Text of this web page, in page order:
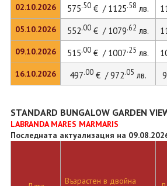
02.10.2026
05.10.2026
09.10.2026
16.10.2026
575.50€ / 1125.58 лв.
552.00€ / 1079.62 лв.
515.00€ / 1007.25 лв.
497.00€ / 972.05 лв.
STANDARD BUNGALOW GARDEN
LABRANDA MARES MARMARIS
Последната актуализация на
Възрастен в двойна